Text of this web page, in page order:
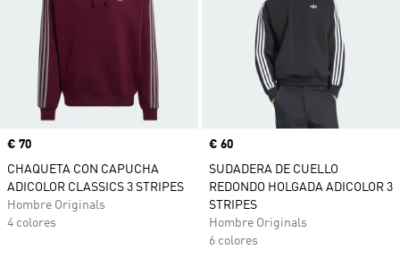
Precio
€ 70
CHAQUETA CON CAPUCHA
ADICOLOR CLASSICS 3 STRIPES
Hombre Originals
4 colores
Precio
€ 60
SUDADERA DE CUELLO
REDONDO HOLGADA ADICOLOR 3
STRIPES
Hombre Originals
6 colores